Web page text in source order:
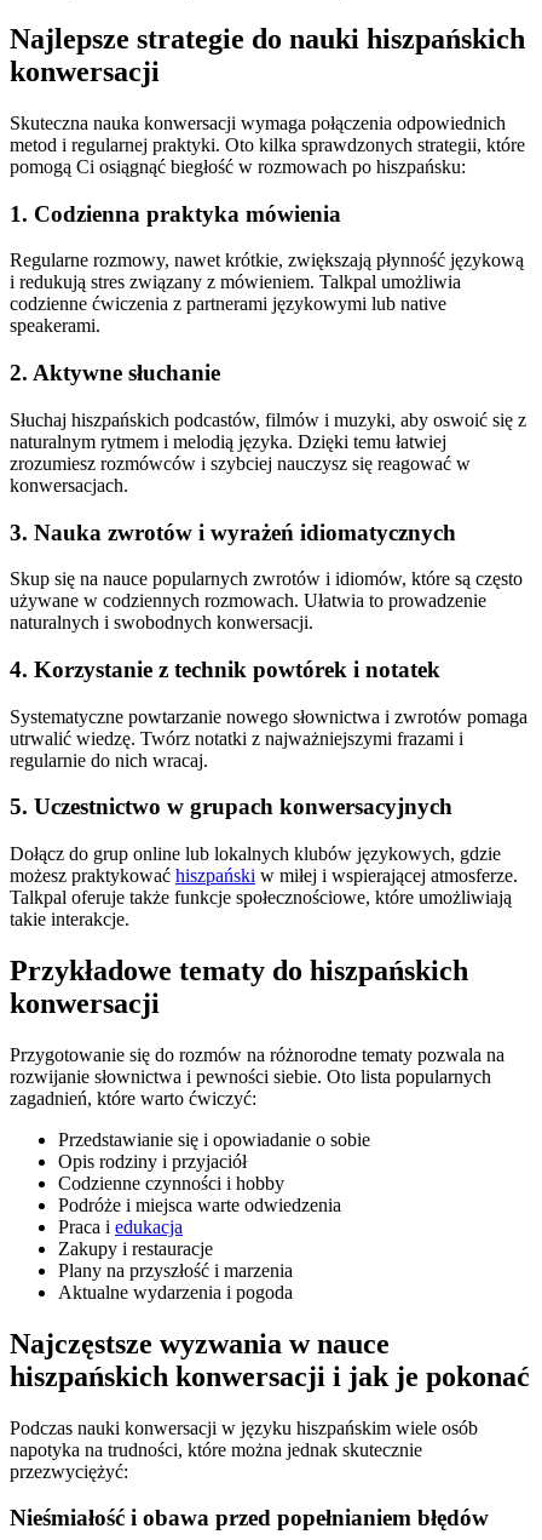
Najlepsze strategie do nauki hiszpańskich
konwersacji
Skuteczna nauka konwersacji wymaga połączenia odpowiednich
metod i regularnej praktyki. Oto kilka sprawdzonych strategii, które
pomogą Ci osiągnąć biegłość w rozmowach po hiszpańsku:
1. Codzienna praktyka mówienia
Regularne rozmowy, nawet krótkie, zwiększają płynność językową
i redukują stres związany z mówieniem. Talkpal umożliwia
codzienne ćwiczenia z partnerami językowymi lub native
speakerami.
2. Aktywne słuchanie
Słuchaj hiszpańskich podcastów, filmów i muzyki, aby oswoić się z
naturalnym rytmem i melodią języka. Dzięki temu łatwiej
zrozumiesz rozmówców i szybciej nauczysz się reagować w
konwersacjach.
3. Nauka zwrotów i wyrażeń idiomatycznych
Skup się na nauce popularnych zwrotów i idiomów, które są często
używane w codziennych rozmowach. Ułatwia to prowadzenie
naturalnych i swobodnych konwersacji.
4. Korzystanie z technik powtórek i notatek
Systematyczne powtarzanie nowego słownictwa i zwrotów pomaga
utrwalić wiedzę. Twórz notatki z najważniejszymi frazami i
regularnie do nich wracaj.
5. Uczestnictwo w grupach konwersacyjnych
Dołącz do grup online lub lokalnych klubów językowych, gdzie
możesz praktykować hiszpański w miłej i wspierającej atmosferze.
Talkpal oferuje także funkcje społecznościowe, które umożliwiają
takie interakcje.
Przykładowe tematy do hiszpańskich
konwersacji
Przygotowanie się do rozmów na różnorodne tematy pozwala na
rozwijanie słownictwa i pewności siebie. Oto lista popularnych
zagadnień, które warto ćwiczyć:
Przedstawianie się i opowiadanie o sobie
Opis rodziny i przyjaciół
Codzienne czynności i hobby
Podróże i miejsca warte odwiedzenia
Praca i edukacja
Zakupy i restauracje
Plany na przyszłość i marzenia
Aktualne wydarzenia i pogoda
Najczęstsze wyzwania w nauce
hiszpańskich konwersacji i jak je pokonać
Podczas nauki konwersacji w języku hiszpańskim wiele osób
napotyka na trudności, które można jednak skutecznie
przezwyciężyć:
Nieśmiałość i obawa przed popełnianiem błędów